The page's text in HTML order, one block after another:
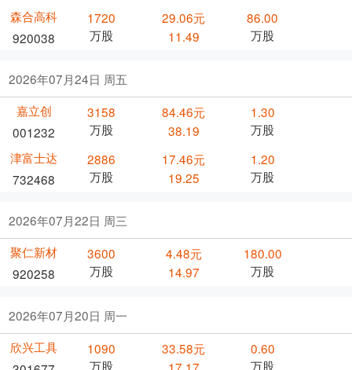
森合高科
920038
1720
万股
29.06元
11.49
86.00
万股
2026年07月24日 周五
嘉立创
001232
3158
万股
84.46元
38.19
1.30
万股
津富士达
732468
2886
万股
17.46元
19.25
1.20
万股
2026年07月22日 周三
聚仁新材
920258
3600
万股
4.48元
14.97
180.00
万股
2026年07月20日 周一
欣兴工具
1090
万股
33.58元
0.60
万股